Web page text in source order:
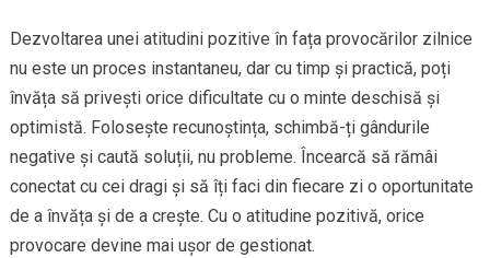
Dezvoltarea unei atitudini pozitive în fața provocărilor zilnice
nu este un proces instantaneu, dar cu timp și practică, poți
învăța să privești orice dificultate cu o minte deschisă și
optimistă. Folosește recunoștința, schimbă-ți gândurile
negative și caută soluții, nu probleme. Încearcă să rămâi
conectat cu cei dragi și să îți faci din fiecare zi o oportunitate
de a învăța și de a crește. Cu o atitudine pozitivă, orice
provocare devine mai ușor de gestionat.